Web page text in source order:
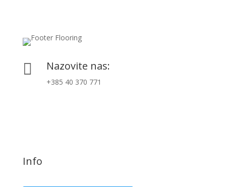
 Nazovite nas:
+385 40 370 771
Info